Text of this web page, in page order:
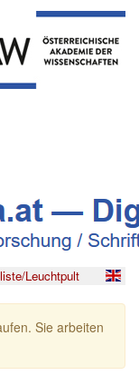
Leuchtpult
Sie arbeiten